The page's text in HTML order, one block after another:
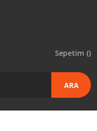
ARA
Sepetim ()